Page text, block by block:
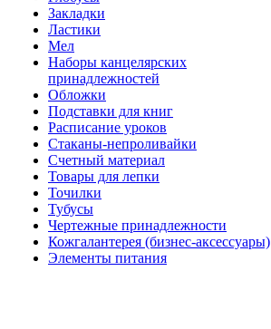
Закладки
Ластики
Мел
Наборы канцелярских
принадлежностей
Обложки
Подставки для книг
Расписание уроков
Стаканы-непроливайки
Счетный материал
Товары для лепки
Точилки
Тубусы
Чертежные принадлежности
Кожгалантерея (бизнес-аксессуары)
Элементы питания